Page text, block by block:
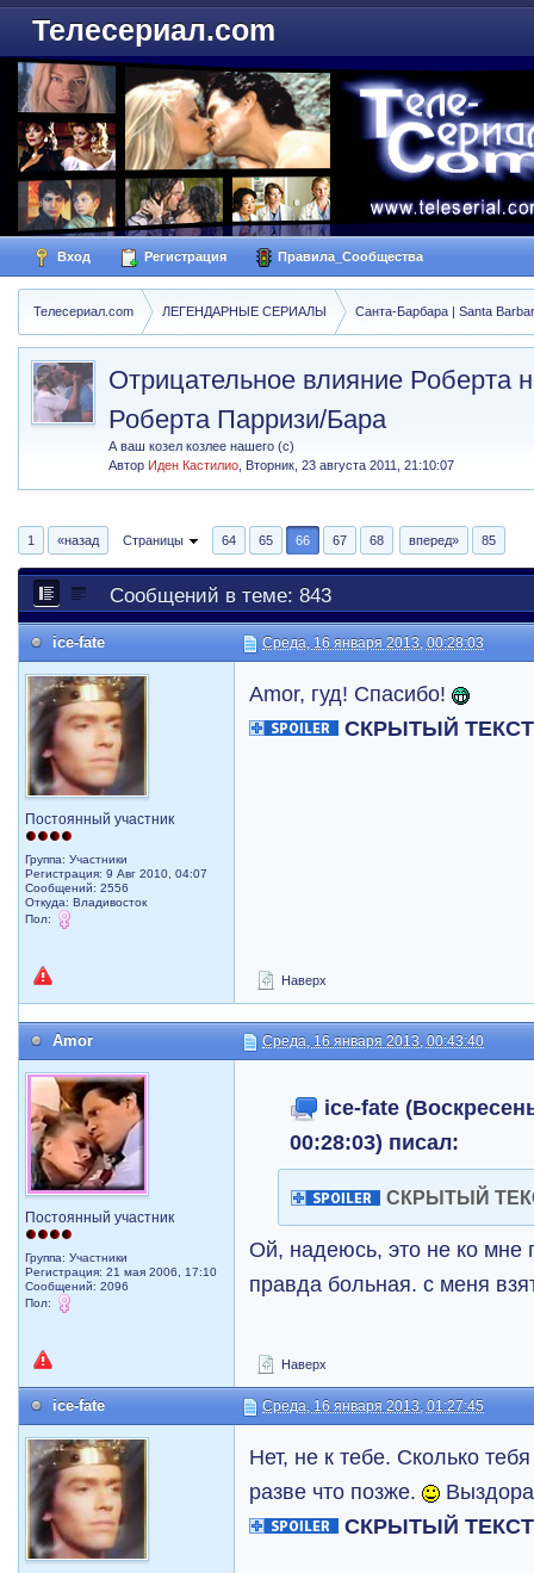
Телесериал.com
Вход Регистрация Правила_Сообщества
Телесериал.com ЛЕГЕНДАРНЫЕ СЕРИАЛЫ Санта-Барбара | Santa
Отрицательное влияние Роберта
Роберта Парризи/Бара
А ваш козел козлее нашего (с)
Автор Иден Кастилио Вторник, 23 августа 2011, 21:10:07
1 «назад Страницы 64 65 66 67 68 вперед» 85
Сообщений в теме: 843
ice-fate Среда, 16 января 2013, 00:28:03
Постоянный участник
Группа: Участники
Регистрация: 9 Авг 2010, 04:07
Сообщений: 2556
Откуда: Владивосток
Пол:
Amor, гуд! Спасибо!
СКРЫТЫЙ ТЕКСТ
Наверх
Amor Среда, 16 января 2013, 00:43:40
Постоянный участник
Группа: Участники
Регистрация: 21 мая 2006, 17:10
Сообщений: 2096
Пол:
ice-fate
00:28:03) писал:
СКРЫТЫЙ
Ой, надеюсь, это не ко мне
правда больная. с меня
Наверх
ice-fate Среда, 16 января 2013, 01:27:45
Нет, не к тебе. Сколько
разве что позже.
СКРЫТЫЙ ТЕКСТ